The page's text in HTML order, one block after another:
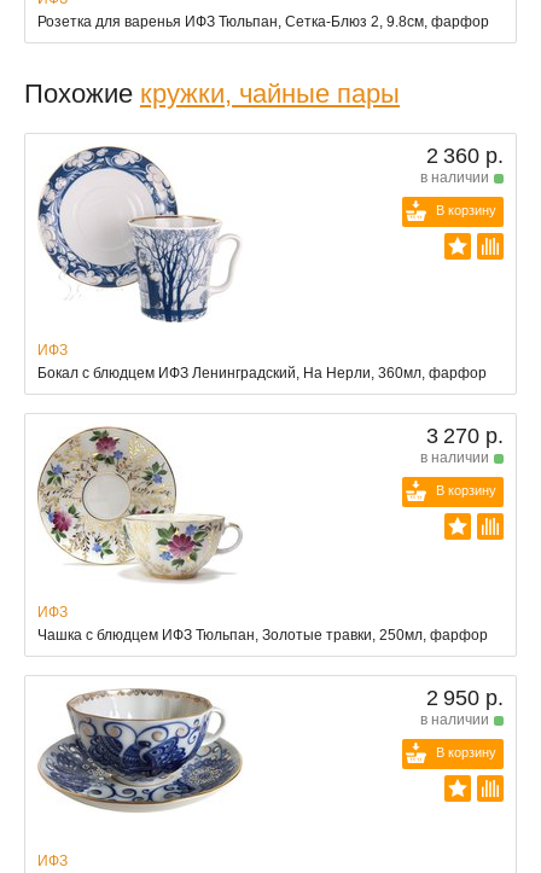
Розетка для варенья ИФЗ Тюльпан, Сетка-Блюз 2, 9.8см, фарфор
Похожие кружки, чайные пары
2 360 р.
в наличии
В корзину
ИФЗ
Бокал с блюдцем ИФЗ Ленинградский, На Нерли, 360мл, фарфор
3 270 р.
в наличии
В корзину
ИФЗ
Чашка с блюдцем ИФЗ Тюльпан, Золотые травки, 250мл, фарфор
2 950 р.
в наличии
В корзину
ИФЗ